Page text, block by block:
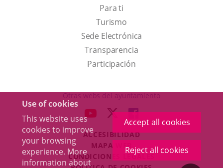
Use of cookies
This website uses
cookies to improve
your browsing
experience. More
information about
Accept all cookies
Reject all cookies
Para ti
TurismoThis
link
will
open
a
up
window.
Sede Electrónica
Transparencia
Participación
Otras webs del ayuntamiento
LINK
EXTERNAL
APPLICATION.
LINK
TO
EXTERNAL
APPLICATION.
LINK
TO
EXTERNAL
APPLICATION.
ACCESIBILIDAD
MAPA WEB
CONDICIONES LEGALES